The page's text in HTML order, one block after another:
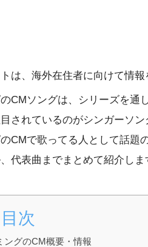
は、海外在住者に向けて情報
CMソングは、シリーズを通
されているのがシンガーソ
CMで歌ってる人として話題
代表曲までまとめて紹介しま
目次
ングのCM概要・情報